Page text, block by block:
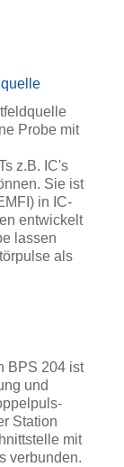
Probe mit
z.B. IC's
Sie ist
in IC-
entwickelt
lassen
als
BPS 204 ist
und
Station
mit
verbunden.